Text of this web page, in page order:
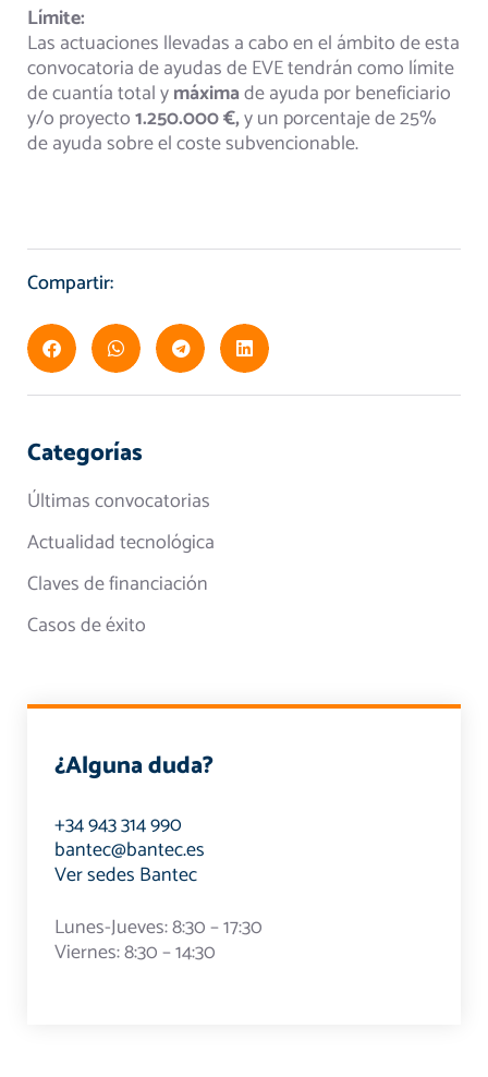
Límite:
Las actuaciones llevadas a cabo en el ámbito de esta
convocatoria de ayudas de EVE tendrán como límite
de cuantía total ymáximade ayuda por beneficiario
y/o proyecto1.250.000 €,y un porcentaje de 25%
de ayuda sobre el coste subvencionable.
Compartir:
Categorías
Últimas convocatorias
Actualidad tecnológica
Claves de financiación
Casos de éxito
¿Alguna duda?
+34 943 314 990
bantec@bantec.es
Ver sedes Bantec
Lunes-Jueves: 8:30 – 17:30
Viernes: 8:30 – 14:30